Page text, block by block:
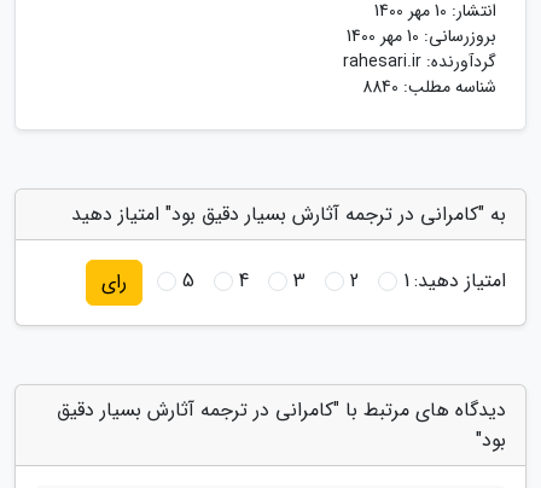
انتشار: 10 مهر 1400
بروزرسانی: 10 مهر 1400
گردآورنده: rahesari.ir
شناسه مطلب: 8840
به "کامرانی در ترجمه آثارش بسیار دقیق بود" امتیاز دهید
امتیاز دهید:1
2
3
4
5 رای
دیدگاه های مرتبط با "کامرانی در ترجمه آثارش بسیار دقیق
بود"